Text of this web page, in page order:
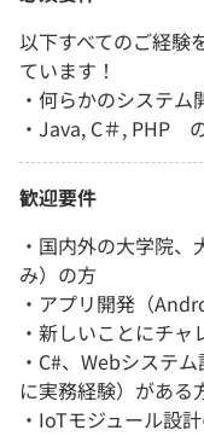
以下すべてのご経験
ています！
・何らかのシステ
・Java, C＃, PHP
歓迎要件
・国内外の大学院
み）の方
・アプリ開発（
・新しいことにチ
・C#、Webシステ
に実務経験）がある
・IoTモジュール設